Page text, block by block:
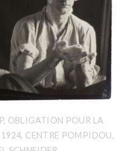
OBLIGATION POUR LA
CENTRE POMPIDOU,